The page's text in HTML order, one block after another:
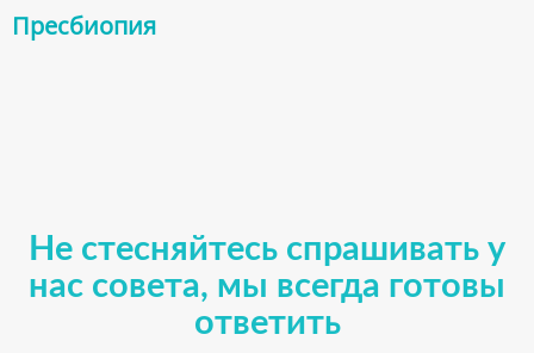
Пресбиопия
Не стесняйтесь спрашивать у
нас совета, мы всегда готовы
ответить